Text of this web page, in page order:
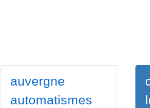
auvergne
automatismes